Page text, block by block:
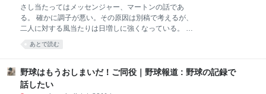
とはできない」といって3000万円を提示したという。 功労者に報いる
に、この程度の金額を提示することは理解できる。 しかしデイリーの記
事が本当なら、阪
さし当たってはメッセンジャー、マートンの話であ
る。 確かに調子が悪い。その原因は別稿で考えるが、
二人に対する風当たりは日増しに強くなっている。 メ
ッセンジャーは4/22のDeNA戦で6回7失点。初回から
苛立った態度を見せた。また3回の打席では見逃し三
けた挙句、見逃し三振。 これに対し、メディアは“職
場放棄”と報じ、コーチ陣の「表向きに懲罰がないとい
うのは示しがつかないのではないか」というコメント
あとで読む
野球はもうおしまいだ！ご同役｜野球報道 : 野球の記録で
話したい